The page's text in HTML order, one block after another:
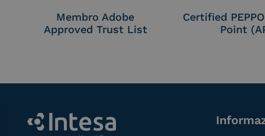
Membro Adobe
Approved Trust List
Certified
Point